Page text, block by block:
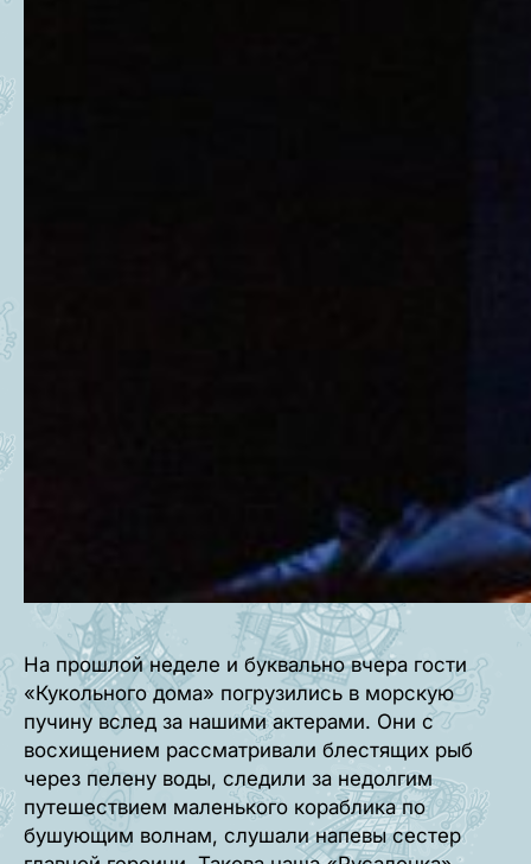
На прошлой неделе и буквально вчера гости
«Кукольного дома» погрузились в морскую
пучину вслед за нашими актерами. Они с
восхищением рассматривали блестящих рыб
через пелену воды, следили за недолгим
путешествием маленького кораблика по
бушующим волнам, слушали напевы сестер